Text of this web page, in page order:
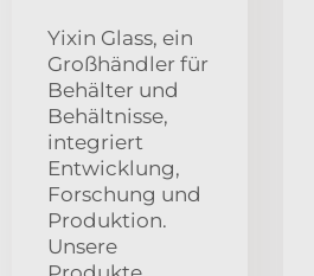
Yixin Glass, ein
Großhändler für
Behälter und
Behältnisse,
integriert
Entwicklung,
Forschung und
Produktion.
Unsere